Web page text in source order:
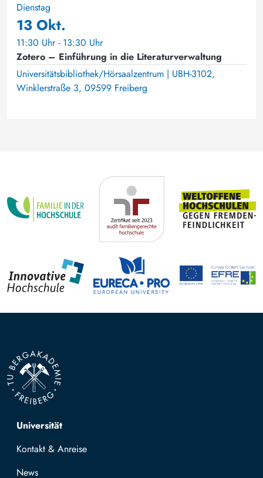
Dienstag
13 Okt.
11:30 Uhr - 13:30 Uhr
Zotero – Einführung in die Literaturverwaltung
Universitätsbibliothek/Hörsaalzentrum | UBH-3102,
Winklerstraße 3, 09599 Freiberg
Top navigation
Universität
Kontakt & Anreise
News